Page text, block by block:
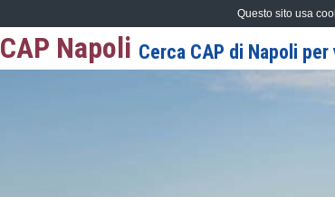
CAP Napoli Cerca CAP di Napoli per
Questo sito usa